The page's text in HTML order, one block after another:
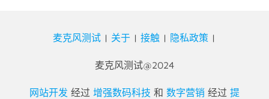
麦克风测试 | 关于 |接触 | 隐私政策 |
麦克风测试@2024
网站开发 经过 增强数码科技 和 数字营销 经过 提